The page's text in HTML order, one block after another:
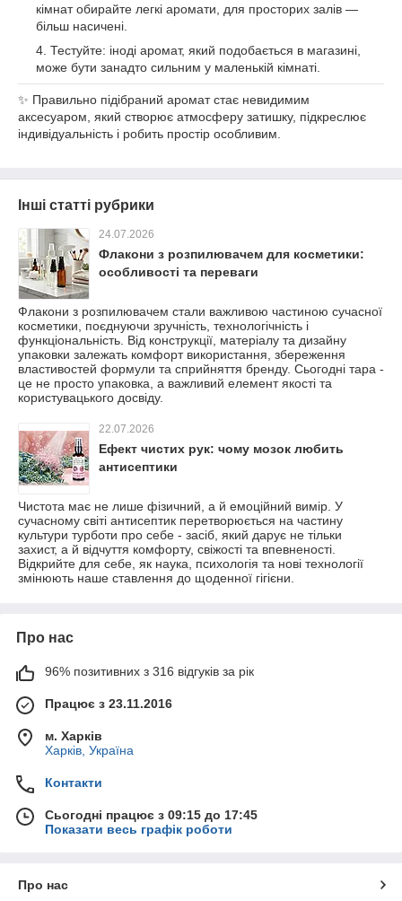
кімнат обирайте легкі аромати, для просторих залів —
більш насичені.
Тестуйте: іноді аромат, який подобається в магазині,
може бути занадто сильним у маленькій кімнаті.
✨ Правильно підібраний аромат стає невидимим
аксесуаром, який створює атмосферу затишку, підкреслює
індивідуальність і робить простір особливим.
Інші статті рубрики
24.07.2026
Флакони з розпилювачем для косметики:
особливості та переваги
Флакони з розпилювачем стали важливою частиною сучасної
косметики, поєднуючи зручність, технологічність і
функціональність. Від конструкції, матеріалу та дизайну
упаковки залежать комфорт використання, збереження
властивостей формули та сприйняття бренду. Сьогодні тара -
це не просто упаковка, а важливий елемент якості та
користувацького досвіду.
22.07.2026
Ефект чистих рук: чому мозок любить
антисептики
Чистота має не лише фізичний, а й емоційний вимір. У
сучасному світі антисептик перетворюється на частину
культури турботи про себе - засіб, який дарує не тільки
захист, а й відчуття комфорту, свіжості та впевненості.
Відкрийте для себе, як наука, психологія та нові технології
змінюють наше ставлення до щоденної гігієни.
Про нас
96% позитивних з 316 відгуків за рік
Працює з 23.11.2016
м. Харків
Харків, Україна
Контакти
Сьогодні працює з 09:15 до 17:45
Показати весь графік роботи
Про нас